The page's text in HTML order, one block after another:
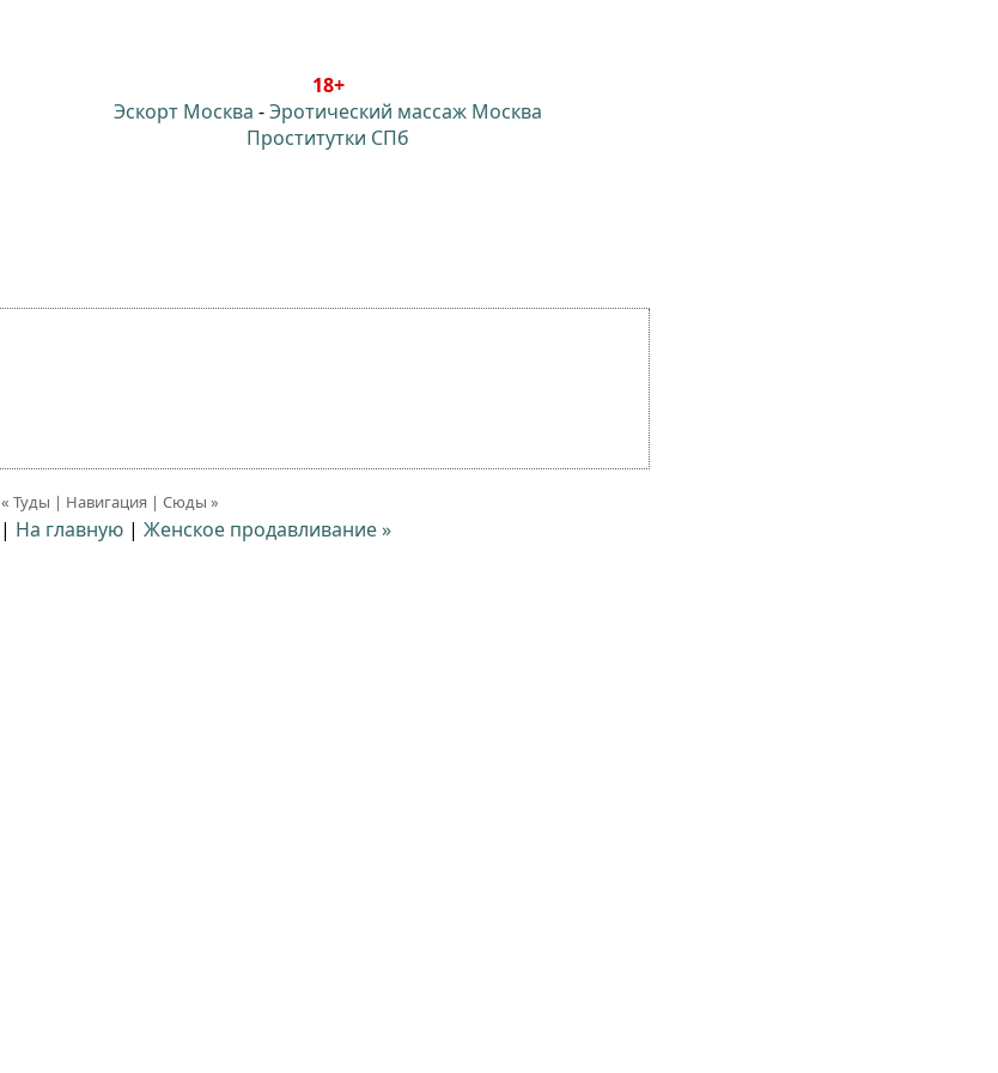
18+
Эскорт Москва -Эротический массаж Москва
Проститутки СПб
« Туды | Навигация | Сюды »
| На главную| Женское продавливание »